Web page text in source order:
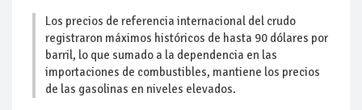
Petróleo continúa su descenso en el mercado internacional
Los precios de referencia internacional del crudo
registraron máximos históricos de hasta 90 dólares por
barril, lo que sumado a la dependencia en las
importaciones de combustibles, mantiene los precios
de las gasolinas en niveles elevados.